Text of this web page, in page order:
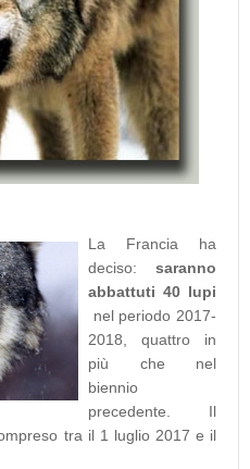
La Francia ha
deciso: saranno
abbattuti 40 lupi
nel periodo 2017-
2018, quattro in
più che nel
biennio
precedente. Il
tra il 1 luglio 2017 e il